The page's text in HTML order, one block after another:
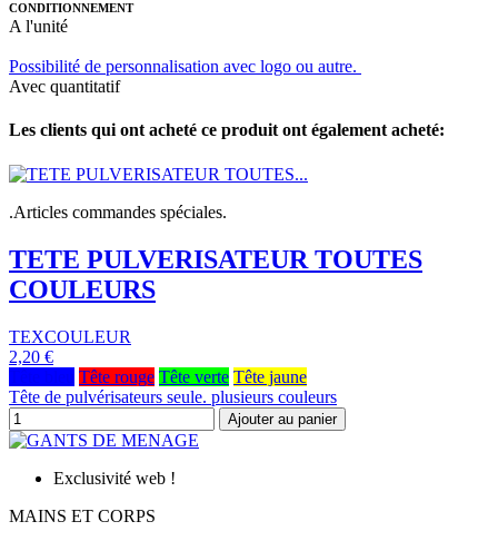
CONDITIONNEMENT
A l'unité
Possibilité de personnalisation avec logo ou autre.
Avec quantitatif
Les clients qui ont acheté ce produit ont également acheté:
.Articles commandes spéciales.
TETE PULVERISATEUR TOUTES
COULEURS
TEXCOULEUR
2,20 €
Tête rouge Tête verte Tête jaune
Tête de pulvérisateurs seule. plusieurs couleurs
Ajouter au panier
Exclusivité web !
MAINS ET CORPS